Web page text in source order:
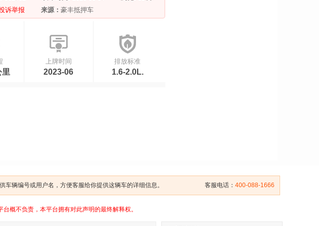
诉举报 来源： 豪丰抵押车
里
上牌时间
2023-06
排放标准
1.6-2.0L.
客服电话： 400-088-1666
辆编号或用户名，方便客服给你提供这辆车的详细信息。
概不负责，本平台拥有对此声明的最终解释权。